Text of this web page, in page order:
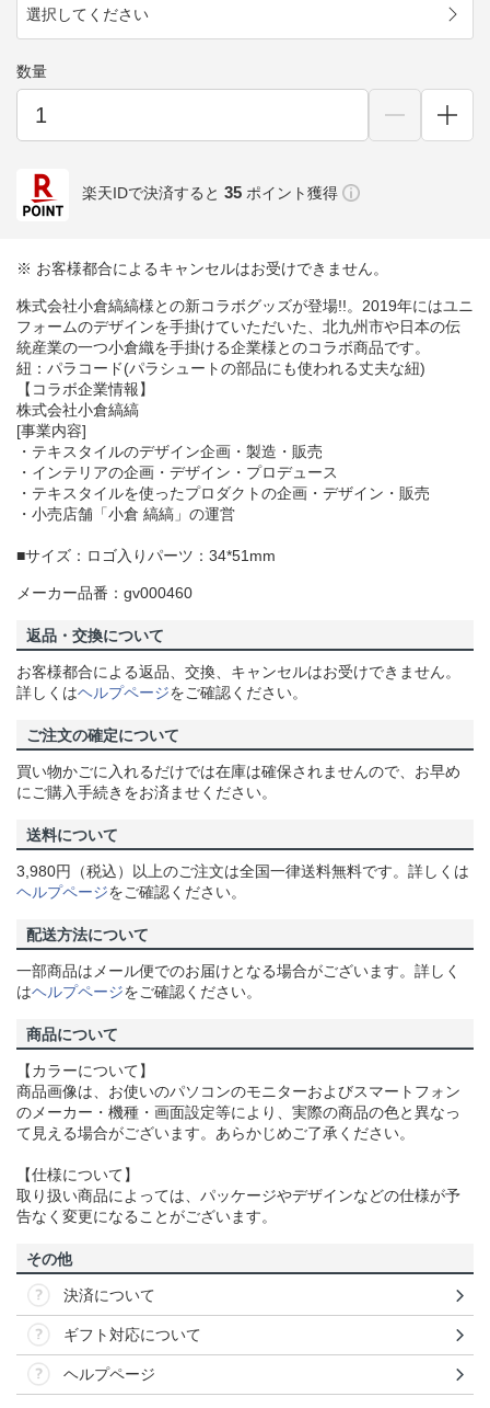
選択してください
数量
楽天IDで決済すると 35 ポイント獲得
※ お客様都合によるキャンセルはお受けできません。
株式会社小倉縞縞様との新コラボグッズが登場!!。2019年にはユニ
フォームのデザインを手掛けていただいた、北九州市や日本の伝
統産業の一つ小倉織を手掛ける企業様とのコラボ商品です。
紐：パラコード(パラシュートの部品にも使われる丈夫な紐)
【コラボ企業情報】
株式会社小倉縞縞
[事業内容]
・テキスタイルのデザイン企画・製造・販売
・インテリアの企画・デザイン・プロデュース
・テキスタイルを使ったプロダクトの企画・デザイン・販売
・小売店舗「小倉 縞縞」の運営
■サイズ：ロゴ入りパーツ：34*51mm
メーカー品番：gv000460
返品・交換について
お客様都合による返品、交換、キャンセルはお受けできません。
詳しくはヘルプページをご確認ください。
ご注文の確定について
買い物かごに入れるだけでは在庫は確保されませんので、お早め
にご購入手続きをお済ませください。
送料について
3,980円（税込）以上のご注文は全国一律送料無料です。詳しくは
ヘルプページをご確認ください。
配送方法について
一部商品はメール便でのお届けとなる場合がございます。詳しく
はヘルプページをご確認ください。
商品について
【カラーについて】
商品画像は、お使いのパソコンのモニターおよびスマートフォン
のメーカー・機種・画面設定等により、実際の商品の色と異なっ
て見える場合がございます。あらかじめご了承ください。
【仕様について】
取り扱い商品によっては、パッケージやデザインなどの仕様が予
告なく変更になることがございます。
その他
決済について
ギフト対応について
ヘルプページ